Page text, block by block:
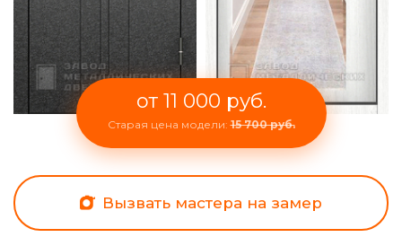
от 11 000 руб.
Старая цена модели:15 700 руб.
Вызвать мастера на замер